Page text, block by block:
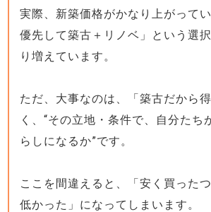
実際、新築価格がかなり上がって
優先して築古＋リノベ」という選
り増えています。
ただ、大事なのは、「築古だから
く、“その立地・条件で、自分たち
らしになるか”です。
ここを間違えると、「安く買った
低かった」になってしまいます。